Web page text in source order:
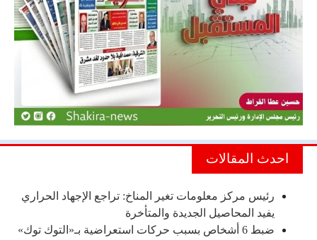
احدث المقالات
رئيس مركز معلومات تغير المناخ: تراجع الإجهاد الحراري
يفيد المحاصيل الجديدة والمتأخرة
ضبط 6 أشخاص بسبب حركات استعراضية بـ«التوك توك»